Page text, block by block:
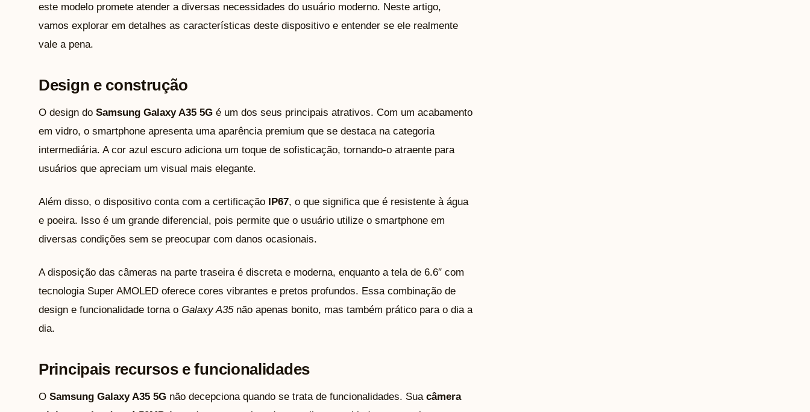
este modelo promete atender a diversas necessidades do usuário moderno. Neste artigo,
vamos explorar em detalhes as características deste dispositivo e entender se ele realmente
vale a pena.
Design e construção
O design do Samsung Galaxy A35 5G é um dos seus principais atrativos. Com um acabamento
em vidro, o smartphone apresenta uma aparência premium que se destaca na categoria
intermediária. A cor azul escuro adiciona um toque de sofisticação, tornando-o atraente para
usuários que apreciam um visual mais elegante.
Além disso, o dispositivo conta com a certificação IP67, o que significa que é resistente à água
e poeira. Isso é um grande diferencial, pois permite que o usuário utilize o smartphone em
diversas condições sem se preocupar com danos ocasionais.
A disposição das câmeras na parte traseira é discreta e moderna, enquanto a tela de 6.6″ com
tecnologia Super AMOLED oferece cores vibrantes e pretos profundos. Essa combinação de
design e funcionalidade torna o Galaxy A35não apenas bonito, mas também prático para o dia a
dia.
Principais recursos e funcionalidades
O Samsung Galaxy A35 5G não decepciona quando se trata de funcionalidades. Sua câmera